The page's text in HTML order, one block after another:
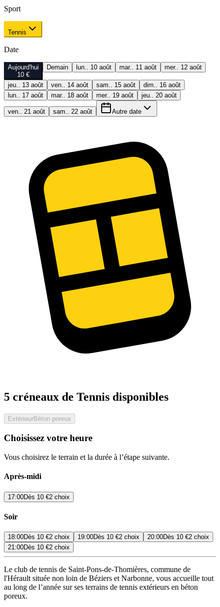
Sport
Tennis
Date
Aujourd'hui
10 €
Demain lun.. 10 août mar.. 11 août mer.. 12 août
jeu.. 13 août ven.. 14 août sam.. 15 août
dim.. 16 août
lun.. 17 août
mar.. 18 août mer.. 19 août jeu.. 20 août
ven.. 21 août sam.. 22 août Autre date
5 créneaux de Tennis disponibles
ExtérieurBéton poreux
Choisissez votre heure
Vous choisirez le terrain et la durée à l’étape suivante.
Après-midi
17:00Dès 10 €2 choix
Soir
18:00Dès 10 €2 choix 19:00Dès 10 €2 choix 20:00Dès 10 €2 choix
21:00Dès 10 €2 choix
Le club de tennis de Saint-Pons-de-Thomières, commune de
l'Hérault située non loin de Béziers et Narbonne, vous accueille tout
au long de l’année sur ses terrains de tennis extérieurs en béton
poreux.